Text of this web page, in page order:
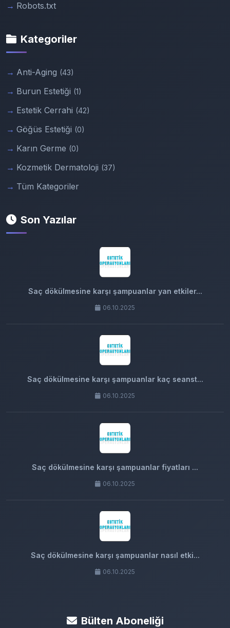
Robots.txt
Kategoriler
Anti-Aging (43)
Burun Estetiği (1)
Estetik Cerrahi (42)
Göğüs Estetiği (0)
Karın Germe (0)
Kozmetik Dermatoloji (37)
Tüm Kategoriler
Son Yazılar
Saç dökülmesine karşı şampuanlar yan etkiler...
06.10.2025
Saç dökülmesine karşı şampuanlar kaç seanst...
06.10.2025
Saç dökülmesine karşı şampuanlar fiyatları ...
06.10.2025
Saç dökülmesine karşı şampuanlar nasıl etki...
06.10.2025
Bülten Aboneliği